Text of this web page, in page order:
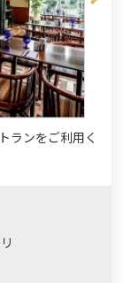
ランをご利用く